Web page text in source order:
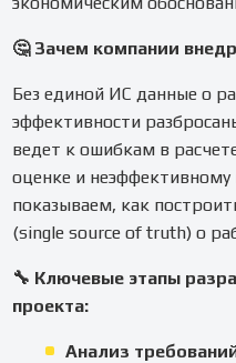
🤔 Зачем компании
Без единой ИС данные о
эффективности
ведет к ошибкам в
оценке и
показываем, как
(single source of truth) о
🔧 Ключевые этапы
проекта:
Анализ